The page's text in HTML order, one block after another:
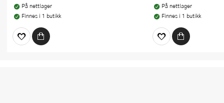
På nettlager
Finnes i 1 butikk
På nettlager
Finnes i 1 butikk